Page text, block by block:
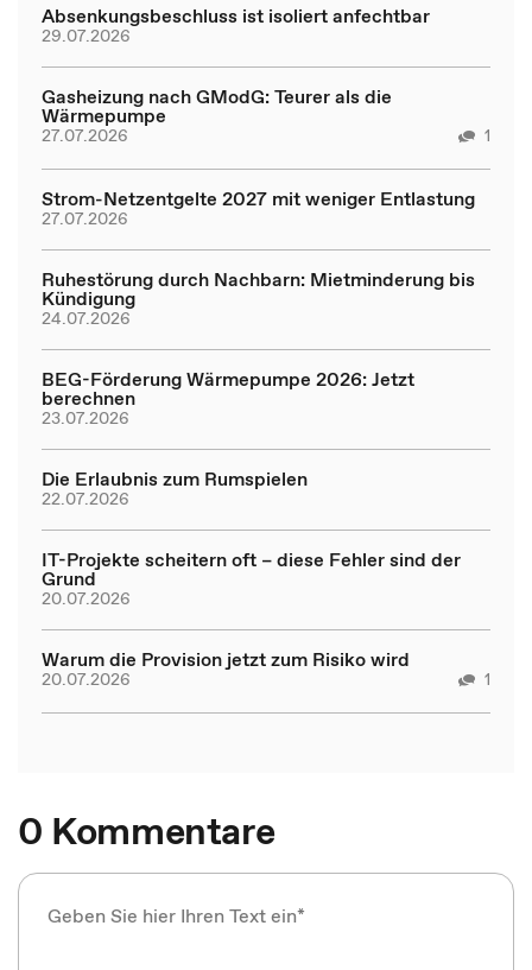
Absenkungsbeschluss ist isoliert anfechtbar
29.07.2026
Gasheizung nach GModG: Teurer als die
Wärmepumpe
27.07.2026 1
Strom-Netzentgelte 2027 mit weniger Entlastung
27.07.2026
Ruhestörung durch Nachbarn: Mietminderung bis
Kündigung
24.07.2026
BEG-Förderung Wärmepumpe 2026: Jetzt
berechnen
23.07.2026
Die Erlaubnis zum Rumspielen
22.07.2026
IT-Projekte scheitern oft – diese Fehler sind der
Grund
20.07.2026
Warum die Provision jetzt zum Risiko wird
20.07.2026 1
0 Kommentare